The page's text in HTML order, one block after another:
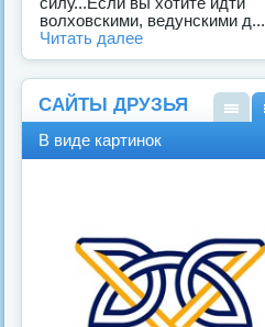
волховскими, ведунскими д...
Читать далее
САЙТЫ ДРУЗЬЯ
В виде картинок